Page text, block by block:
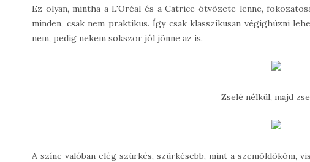
Ez olyan, mintha a L'Oréal és a Catrice ötvözete lenne,
minden, csak nem praktikus. Így csak klasszikusan végighúzni
nem, pedig nekem sokszor jól jönne az is.
Zselé nélkül, majd
A színe valóban elég szürkés, szürkésebb, mint a szemöldököm,